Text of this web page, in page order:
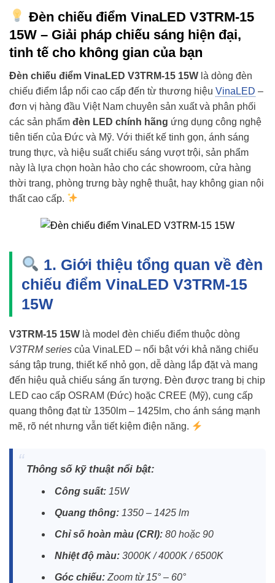
Đèn chiếu điểm VinaLED V3TRM-15
15W – Giải pháp chiếu sáng hiện đại,
tinh tế cho không gian của bạn
Đèn chiếu điểm VinaLED V3TRM-15 15W là dòng đèn
chiếu điểm lắp nổi cao cấp đến từ thương hiệu VinaLED –
đơn vị hàng đầu Việt Nam chuyên sản xuất và phân phối
các sản phẩm đèn LED chính hãng ứng dụng công nghệ
tiên tiến của Đức và Mỹ. Với thiết kế tinh gọn, ánh sáng
trung thực, và hiệu suất chiếu sáng vượt trội, sản phẩm
này là lựa chọn hoàn hảo cho các showroom, cửa hàng
thời trang, phòng trưng bày nghệ thuật, hay không gian nội
thất cao cấp.
1. Giới thiệu tổng quan về đèn
chiếu điểm VinaLED V3TRM-15
15W
V3TRM-15 15W là model đèn chiếu điểm thuộc dòng
V3TRM series của VinaLED – nổi bật với khả năng chiếu
sáng tập trung, thiết kế nhỏ gọn, dễ dàng lắp đặt và mang
đến hiệu quả chiếu sáng ấn tượng. Đèn được trang bị chip
LED cao cấp OSRAM (Đức) hoặc CREE (Mỹ), cung cấp
quang thông đạt từ 1350lm – 1425lm, cho ánh sáng mạnh
mẽ, rõ nét nhưng vẫn tiết kiệm điện năng.
Thông số kỹ thuật nổi bật:
Công suất:15W
Quang thông:1350 – 1425 lm
Chỉ số hoàn màu (CRI):80 hoặc 90
Nhiệt độ màu:3000K / 4000K / 6500K
Góc chiếu:Zoom từ 15° – 60°